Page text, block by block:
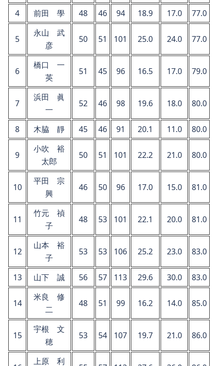
4
前田 學 48 46 94 18.9 17.0 77.0
5
永山 武
彦
50 51 101 25.0 24.0 77.0
6
橋口 一
英
51 45 96 16.5 17.0 79.0
7
浜田 眞
一
52 46 98 19.6 18.0 80.0
8 木脇 靜 45 46 91 20.1 11.0 80.0
9
小吹 裕
太郎
50 51 101 22.2 21.0 80.0
10
平田 宗
興
46 50 96 17.0 15.0 81.0
11
竹元 禎
子
48 53 101 22.1 20.0 81.0
12
山本 裕
子
53 53 106 25.2 23.0 83.0
13 山下 誠 56 57 113 29.6 30.0 83.0
14
米良 修
二
48 51 99 16.2 14.0 85.0
15
宇根 文
穂
53 54 107 19.7 21.0 86.0
上原 利